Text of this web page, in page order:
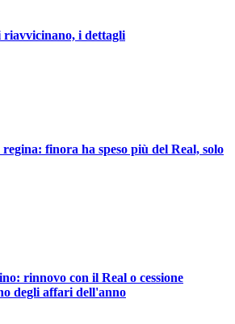
i dettagli
finora ha speso più del Real, solo
rinnovo con il Real o cessione
degli affari dell'anno